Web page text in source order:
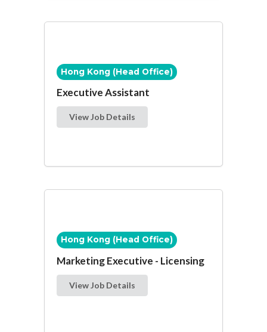
Hong Kong (Head Office)
Executive Assistant
View Job Details
Hong Kong (Head Office)
Marketing Executive - Licensing
View Job Details